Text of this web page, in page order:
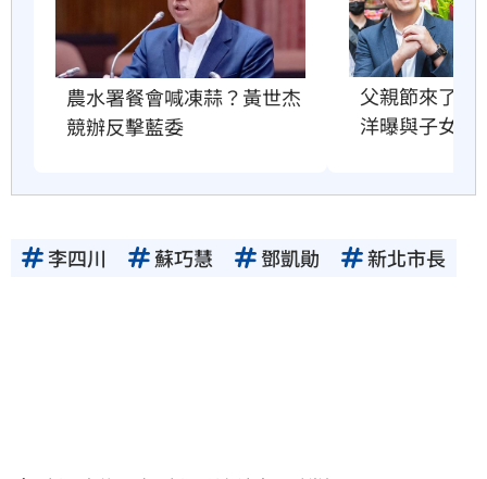
農水署餐會喊凍蒜？黃世杰
競辦反擊藍委
父親節來了！
洋曝與子女互
李四川 蘇巧慧 鄧凱勛 新北市長